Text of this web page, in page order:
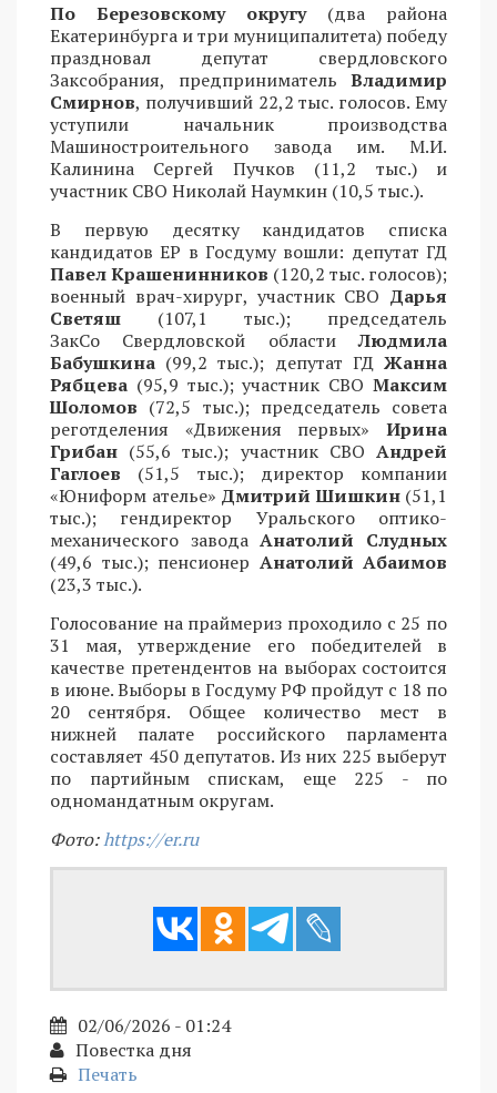
По Березовскому округу(два района
Екатеринбурга и три муниципалитета) победу
праздновал депутат свердловского
Заксобрания, предприниматель Владимир
Смирнов, получивший 22,2 тыс. голосов. Ему
уступили начальник производства
Машиностроительного завода им. М.И.
Калинина Сергей Пучков (11,2 тыс.) и
участник СВО Николай Наумкин (10,5 тыс.).
В первую десятку кандидатов списка
кандидатов ЕР в Госдуму вошли: депутат ГД
Павел Крашенинников (120,2 тыс. голосов);
военный врач-хирург, участник СВО Дарья
Светяш (107,1 тыс.); председатель
ЗакСо Свердловской областиЛюдмила
Бабушкина (99,2 тыс.); депутат ГД Жанна
Рябцева (95,9 тыс.); участник СВО Максим
Шоломов (72,5 тыс.); председатель совета
реготделения «Движения первых» Ирина
Грибан (55,6 тыс.); участник СВО Андрей
Гаглоев (51,5 тыс.); директор компании
«Юниформ ателье» Дмитрий Шишкин(51,1
тыс.); гендиректор Уральского оптико-
механического заводаАнатолий Слудных
(49,6 тыс.); пенсионер Анатолий Абаимов
(23,3 тыс.).
Голосование на праймериз проходило с 25 по
31 мая, утверждение его победителей в
качестве претендентов на выборах состоится
в июне. Выборы в Госдуму РФ пройдут с 18 по
20 сентября. Общее количество мест в
нижней палате российского парламента
составляет 450 депутатов. Из них 225 выберут
по партийным спискам, еще 225 - по
одномандатным округам.
Фото:https://er.ru
02/06/2026 - 01:24
Повестка дня
Печать